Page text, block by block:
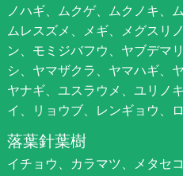
ノハギ、ムクゲ、ムクノキ、
ムレスズメ、メギ、メグスリ
ン、モミジバフウ、ヤブデマ
シ、ヤマザクラ、ヤマハギ、
ヤナギ、ユスラウメ、ユリノ
イ、リョウブ、レンギョウ、
落葉針葉樹
イチョウ、カラマツ、メタセ